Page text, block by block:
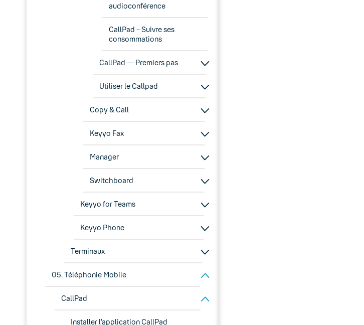
audioconférence
CallPad – Suivre ses
consommations
CallPad — Premiers pas
Utiliser le Callpad
Copy & Call
Keyyo Fax
Manager
Switchboard
Keyyo for Teams
Keyyo Phone
Terminaux
05. Téléphonie Mobile
CallPad
Installer l’application CallPad